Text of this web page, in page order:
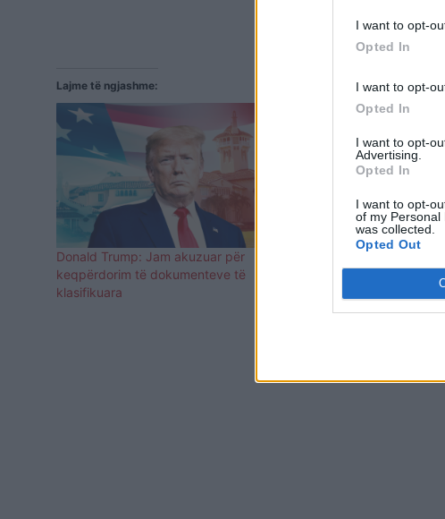
I want to opt-
Opted In
I want to opt-
Opted In
I want to opt-
Advertising.
Opted In
I want to opt-
of my Personal
was collected.
Opted Out
Lajme të ngjashme:
Donald Trump: Jam akuzuar për
keqpërdorim të dokumenteve të
klasifikuara
Çfarë po kërkojnë?
e Mike Pence